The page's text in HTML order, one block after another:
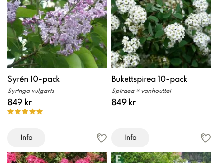
Syrén 10-pack
Syringa vulgaris
849 kr
Info
Bukettspirea 10-pack
Spiraea × vanhouttei
849 kr
Info